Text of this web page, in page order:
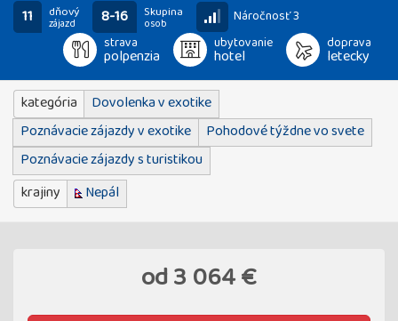
11 dňový
zájazd 8-16 Skupina
osob
Náročnosť 3
strava
polpenzia
ubytovanie
hotel
doprava
letecky
kategória
Dovolenka v exotike
Poznávacie zájazdy v exotike
Pohodové týždne vo svete
Poznávacie zájazdy s turistikou
krajiny
Nepál
od3 064 €